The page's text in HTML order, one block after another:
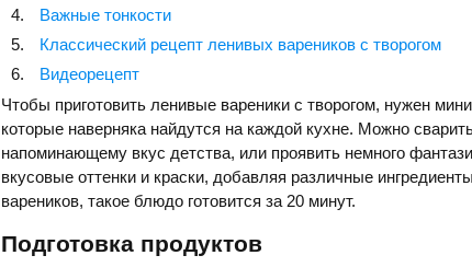
Важные тонкости
Классический рецепт ленивых вареников с творогом
Видеорецепт
Чтобы приготовить ленивые вареники с творогом, нужен
которые наверняка найдутся на каждой кухне. Можно
напоминающему вкус детства, или проявить немного
вкусовые оттенки и краски, добавляя различные
вареников, такое блюдо готовится за 20 минут.
Подготовка продуктов